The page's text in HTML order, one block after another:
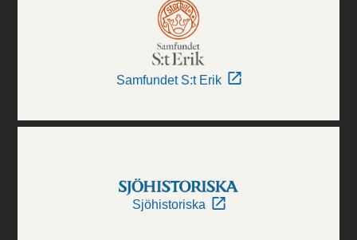
Samfundet S:t Erik
Sjöhistoriska